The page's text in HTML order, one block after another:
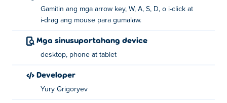
Gamitin ang mga arrow key, W, A, S, D, o i-click at
i-drag ang mouse para gumalaw.
Mga sinusuportahang device
desktop, phone at tablet
Developer
Yury Grigoryev